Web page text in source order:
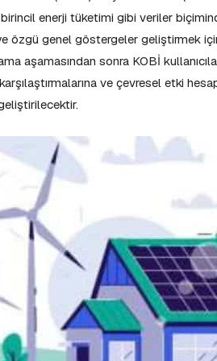
enerji tüketimi gibi veriler
özgü genel göstergeler geliştirmek
aşamasından sonra KOBİ
ve çevresel etki